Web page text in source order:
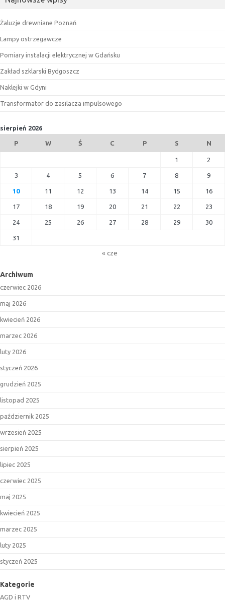
Żaluzje drewniane Poznań
Lampy ostrzegawcze
Pomiary instalacji elektrycznej w Gdańsku
Zakład szklarski Bydgoszcz
Naklejki w Gdyni
Transformator do zasilacza impulsowego
sierpień 2026
P W Ś C P S N
1 2
3 4 5 6 7 8 9
10 11 12 13 14 15 16
17 18 19 20 21 22 23
24 25 26 27 28 29 30
31
« cze
Archiwum
czerwiec 2026
maj 2026
kwiecień 2026
marzec 2026
luty 2026
styczeń 2026
grudzień 2025
listopad 2025
październik 2025
wrzesień 2025
sierpień 2025
lipiec 2025
czerwiec 2025
maj 2025
kwiecień 2025
marzec 2025
luty 2025
styczeń 2025
Kategorie
AGD i RTV